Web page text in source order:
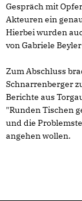
Gespräch mit
Akteuren ein
Hierbei wurden
von Gabriele
Zum Abschluss
Schnarrenberger
Berichte aus
"Runden Tischen
und die
angehen wollen.